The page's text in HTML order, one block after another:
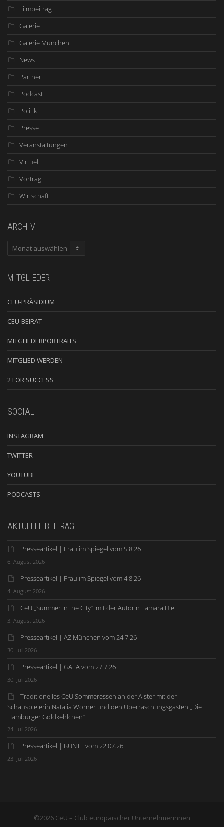
Filmbeitrag
Galerie
Galerie München
News
Partner
Podcast
Politik
Presse
Veranstaltungen
Virtuell
Vortrag
Wirtschaft
ARCHIV
ARCHIV
MITGLIEDER
CEU-PRÄSIDIUM
CEU-BEIRAT
MITGLIEDERPORTRAITS
MITGLIED WERDEN
2 FOR SUCCESS
SOCIAL
INSTAGRAM
TWITTER
YOUTUBE
PODCASTS
AKTUELLE BEITRÄGE
Presseartikel | Frau im Spiegel vom 5.8.26
6. August 2026
Presseartikel | Frau im Spiegel vom 4.8.26
4. August 2026
CeU „Summer in the City“ mit der Autorin Tamara Dietl
3. August 2026
Presseartikel | AZ München vom 24.7.26
30. Juli 2026
Presseartikel | GALA vom 27.7.26
30. Juli 2026
Traditionelles CeU Sommeressen an der Alster mit der
Schauspielerin Natalia Wörner und den Überraschungsgästen „Die
Hamburger Goldkehlchen“
24. Juli 2026
Presseartikel | BUNTE vom 22.07.26
23. Juli 2026
©2026 CeU – Club europäischer Unternehmerinnen